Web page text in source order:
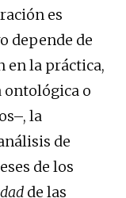
es
depende de
en la práctica,
ontológica o
la
de
de los
de las